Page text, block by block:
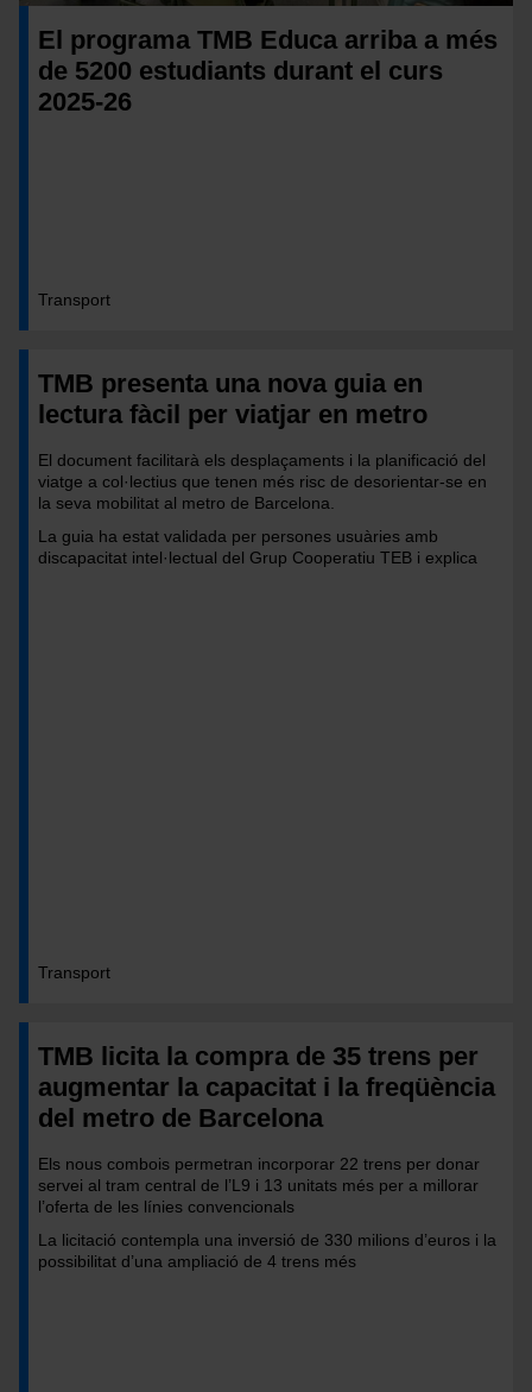
El programa TMB Educa arriba a més
de 5200 estudiants durant el curs
2025-26
Transport
TMB presenta una nova guia en
lectura fàcil per viatjar en metro
Transport
El document facilitarà els desplaçaments i la planificació del
viatge a col·lectius que tenen més risc de desorientar-se en
la seva mobilitat al metro de Barcelona.
La guia ha estat validada per persones usuàries amb
discapacitat intel·lectual del Grup Cooperatiu TEB i explica
TMB licita la compra de 35 trens per
augmentar la capacitat i la freqüència
del metro de Barcelona
Els nous combois permetran incorporar 22 trens per donar
servei al tram central de l’L9 i 13 unitats més per a millorar
l’oferta de les línies convencionals
La licitació contempla una inversió de 330 milions d’euros i la
possibilitat d’una ampliació de 4 trens més